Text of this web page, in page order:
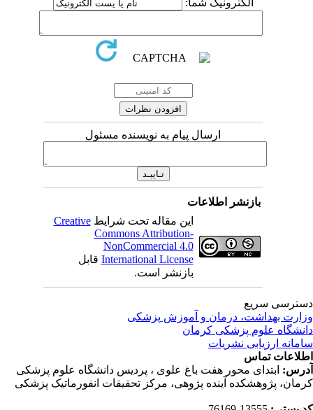
الکترونیک شما:
ارسال پیام به نویسنده مسئول
بازنشر اطلاعات
این مقاله تحت شرایطCreative
Commons Attribution-
NonCommercial 4.0
International Licenseقابل
بازنشر است.
سریع
بهداشت، درمان و آموزش پزشکی
علوم پزشکی کرمان
ارزیابی نشریات
تماس
ابتدای محور هفت باغ علوی ، پردیس دانشگاه علوم پزشکی
پژوهشکده آینده پژوهی، مرکز تحقیقات انفورماتیک پزشکی